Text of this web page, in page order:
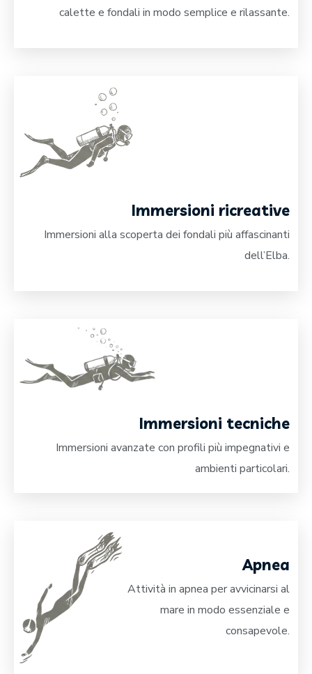
calette e fondali in modo semplice e rilassante.
Immersioni ricreative
Immersioni alla scoperta dei fondali più affascinanti
dell’Elba.
Immersioni tecniche
Immersioni avanzate con profili più impegnativi e
ambienti particolari.
Apnea
Attività in apnea per avvicinarsi al
mare in modo essenziale e
consapevole.